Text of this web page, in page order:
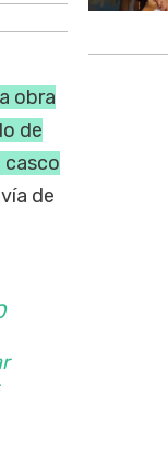
obra
de
casco
de